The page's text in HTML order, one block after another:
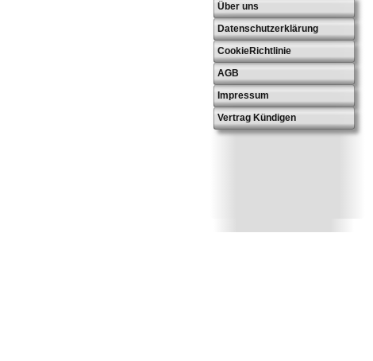
Über uns
Datenschutzerklärung
CookieRichtlinie
AGB
Impressum
Vertrag Kündigen